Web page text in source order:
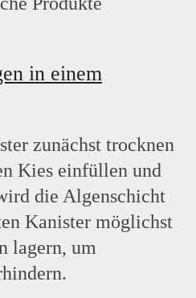
in einem
zunächst trocknen
Kies einfüllen und
die Algenschicht
Kanister möglichst
lagern, um